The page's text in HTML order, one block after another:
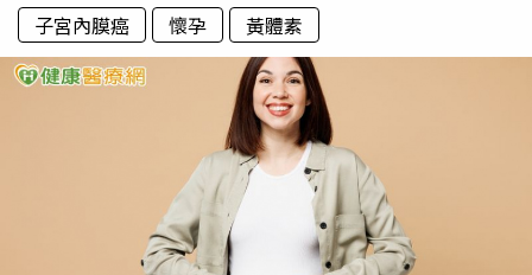
子宮內膜癌 懷孕 黃體素